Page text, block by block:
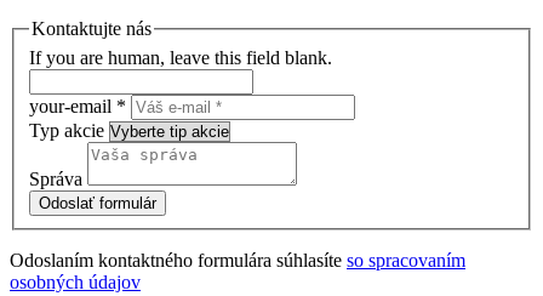
Kontaktujte nás
If you are human, leave this field blank.
your-email *
Typ akcie
Správa
Odoslať formulár
Odoslaním kontaktného formulára súhlasíte so spracovaním
osobných údajov